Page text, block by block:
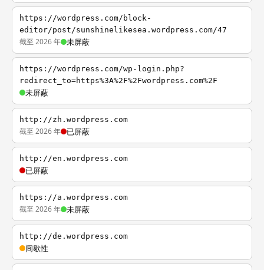
https://wordpress.com/block-
editor/post/sunshinelikesea.wordpress.com/47
截至 2026 年 未屏蔽
https://wordpress.com/wp-login.php?
redirect_to=https%3A%2F%2Fwordpress.com%2F
未屏蔽
http://zh.wordpress.com
截至 2026 年 已屏蔽
http://en.wordpress.com
已屏蔽
https://a.wordpress.com
截至 2026 年 未屏蔽
http://de.wordpress.com
间歇性